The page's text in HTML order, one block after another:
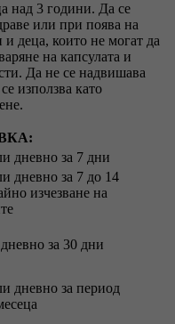
над 3 години. Да се
или при поява на
деца, които не могат да
на капсулата и
Да не се надвишава
използва като
дневно за 7 дни
дневно за 7 до 14
изчезване на
за 30 дни
дневно за период